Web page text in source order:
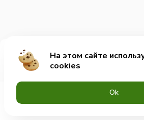
Добавить за
На этом сайте
cookies
Оk